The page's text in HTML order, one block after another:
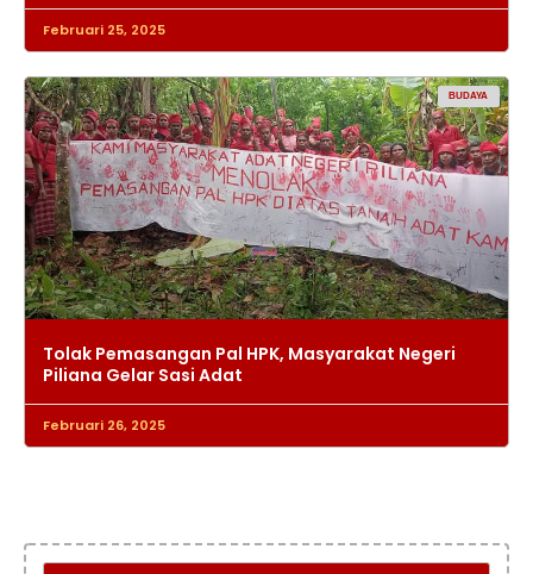
Februari 25, 2025
BUDAYA
Tolak Pemasangan Pal HPK, Masyarakat Negeri
Piliana Gelar Sasi Adat
Februari 26, 2025